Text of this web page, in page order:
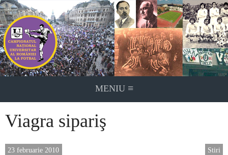
Skip
to
content
MENIU ≡
Viagra sipariş
Stiri
23 februarie 2010